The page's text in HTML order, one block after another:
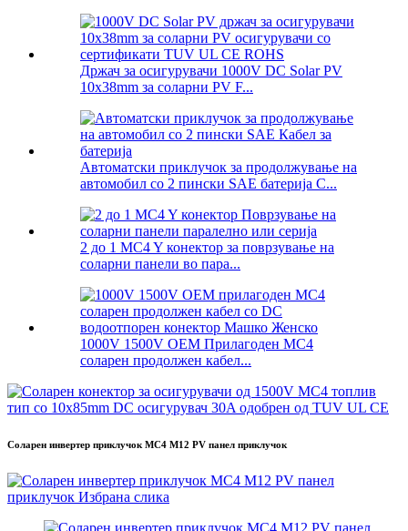
Држач за осигурувачи 1000V DC Solar PV
10x38mm за соларни PV F...
Автоматски приклучок за продолжување на
автомобил со 2 пински SAE батерија C...
2 до 1 MC4 Y конектор за поврзување на
соларни панели во пара...
1000V 1500V OEM Прилагоден MC4
соларен продолжен кабел...
Соларен инвертер приклучок MC4 M12 PV панел приклучок